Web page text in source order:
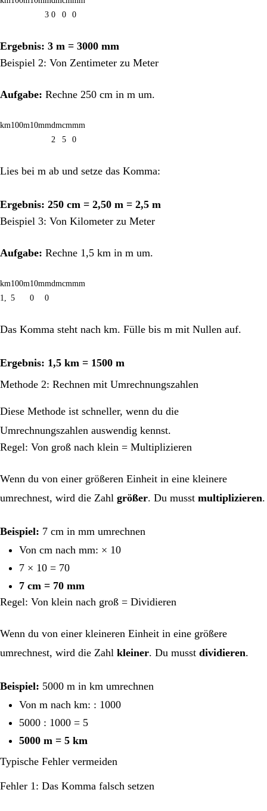
3 0 0 0
Ergebnis: 3 m = 3000 mm
Beispiel 2: Von Zentimeter zu Meter
Aufgabe: Rechne 250 cm in m um.
km100m10mmdmcmmm
2
5 0
Lies bei m ab und setze das Komma:
Ergebnis: 250 cm = 2,50 m = 2,5 m
Beispiel 3: Von Kilometer zu Meter
Aufgabe: Rechne 1,5 km in m um.
km100m10mmdmcmmm
1, 5 0 0
Das Komma steht nach km. Fülle bis m mit Nullen auf.
Ergebnis: 1,5 km = 1500 m
Methode 2: Rechnen mit Umrechnungszahlen
Diese Methode ist schneller, wenn du die
Umrechnungszahlen auswendig kennst.
Regel: Von groß nach klein = Multiplizieren
Wenn du von einer größeren Einheit in eine kleinere
umrechnest, wird die Zahl größer. Du musst multiplizieren.
Beispiel: 7 cm in mm umrechnen
Von cm nach mm: × 10
7 × 10 = 70
7 cm = 70 mm
Regel: Von klein nach groß = Dividieren
Wenn du von einer kleineren Einheit in eine größere
umrechnest, wird die Zahl kleiner. Du musst dividieren.
Beispiel: 5000 m in km umrechnen
Von m nach km: : 1000
5000 : 1000 = 5
5000 m = 5 km
Typische Fehler vermeiden
Fehler 1: Das Komma falsch setzen